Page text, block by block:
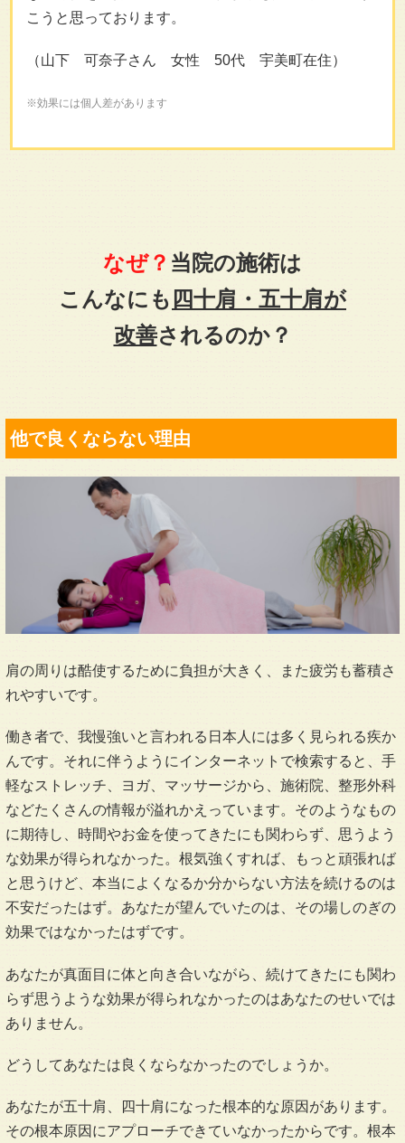
こうと思っております。
（山下 可奈子さん 女性 50代 宇美町在住）
※効果には個人差があります
なぜ？ 当院の施術は
こんなにも 四十肩・五十肩が
改善されるのか？
他で良くならない理由
肩の周りは酷使するために負担が大きく、また疲労も蓄積さ
れやすいです。
働き者で、我慢強いと言われる日本人には多く見られる疾か
んです。それに伴うようにインターネットで検索すると、手
軽なストレッチ、ヨガ、マッサージから、施術院、整形外科
などたくさんの情報が溢れかえっています。そのようなもの
に期待し、時間やお金を使ってきたにも関わらず、思うよう
な効果が得られなかった。根気強くすれば、もっと頑張れば
と思うけど、本当によくなるか分からない方法を続けるのは
不安だったはず。あなたが望んでいたのは、その場しのぎの
効果ではなかったはずです。
あなたが真面目に体と向き合いながら、続けてきたにも関わ
らず思うような効果が得られなかったのはあなたのせいでは
ありません。
どうしてあなたは良くならなかったのでしょうか。
あなたが五十肩、四十肩になった根本的な原因があります。
その根本原因にアプローチできていなかったからです。根本